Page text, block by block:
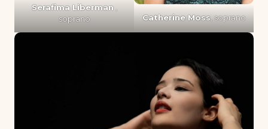
Serafima Liberman,
soprano
Catherine Moss, soprano